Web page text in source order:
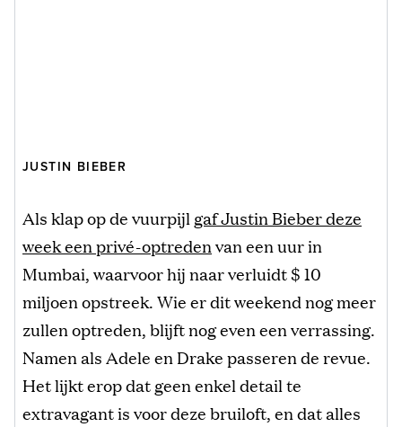
JUSTIN BIEBER
Als klap op de vuurpijl gaf Justin Bieber deze
week een privé-optredenvan een uur in
Mumbai, waarvoor hij naar verluidt $ 10
miljoen opstreek. Wie er dit weekend nog meer
zullen optreden, blijft nog even een verrassing.
Namen als Adele en Drake passeren de revue.
Het lijkt erop dat geen enkel detail te
extravagant is voor deze bruiloft, en dat alles